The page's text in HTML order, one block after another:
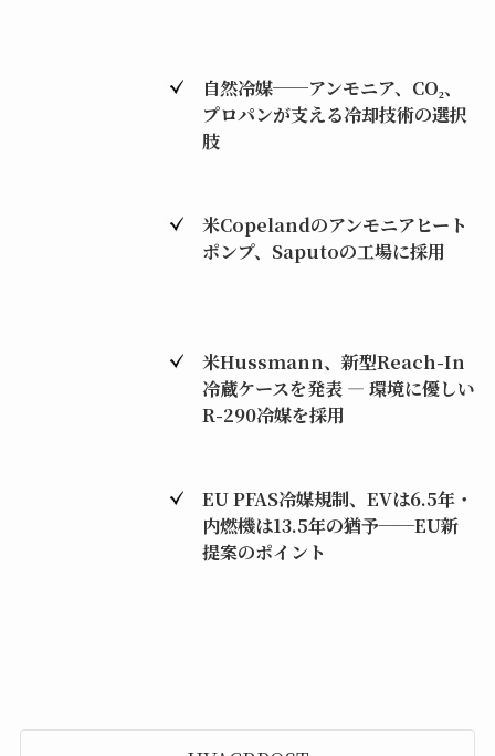
自然冷媒──アンモニア、CO₂、
プロパンが支える冷却技術の選択
肢
米Copelandのアンモニアヒート
ポンプ、Saputoの工場に採用
米Hussmann、新型Reach-In
冷蔵ケースを発表 ― 環境に優しい
R-290冷媒を採用
EU PFAS冷媒規制、EVは6.5年・
内燃機は13.5年の猶予──EU新
提案のポイント